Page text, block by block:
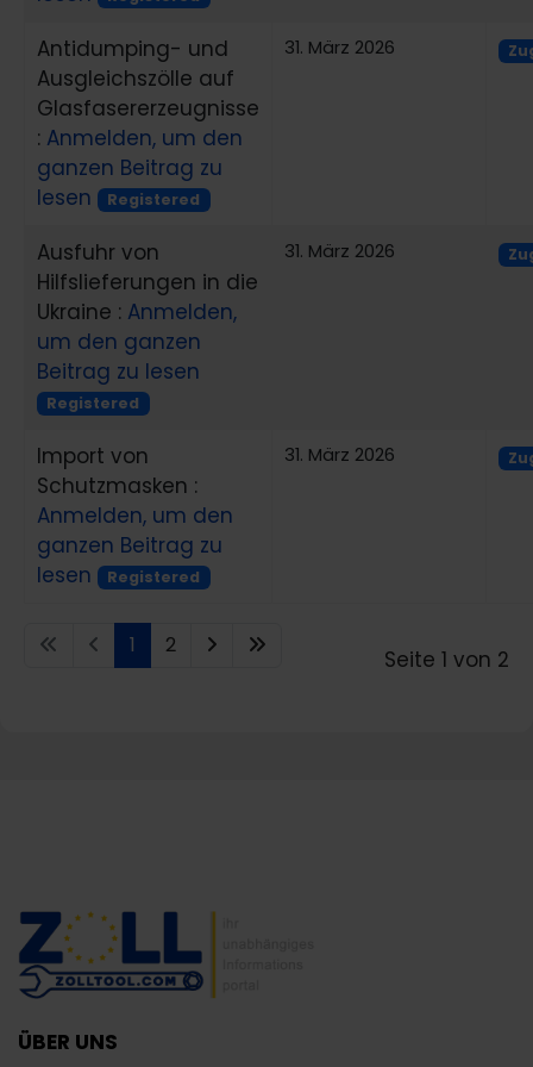
Antidumping- und
Ausgleichszölle auf
Glasfasererzeugnisse
: Anmelden, um den
ganzen Beitrag zu
lesen
Registered
31. März 2026
Ausfuhr von
Hilfslieferungen in die
Ukraine : Anmelden,
um den ganzen
Beitrag zu lesen
Registered
31. März 2026
Import von
Schutzmasken :
Anmelden, um den
ganzen Beitrag zu
lesen
Registered
31. März 2026
1 2 Seite 1 von 2
ÜBER UNS